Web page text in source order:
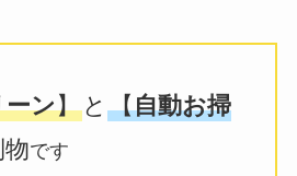
ーン】と 【自動お掃
です